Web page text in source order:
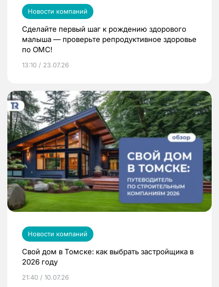
Новости компаний
Сделайте первый шаг к рождению здорового
малыша — проверьте репродуктивное здоровье
по ОМС!
13:10 / 23.07.26
Новости компаний
Свой дом в Томске: как выбрать застройщика в
2026 году
21:40 / 10.07.26